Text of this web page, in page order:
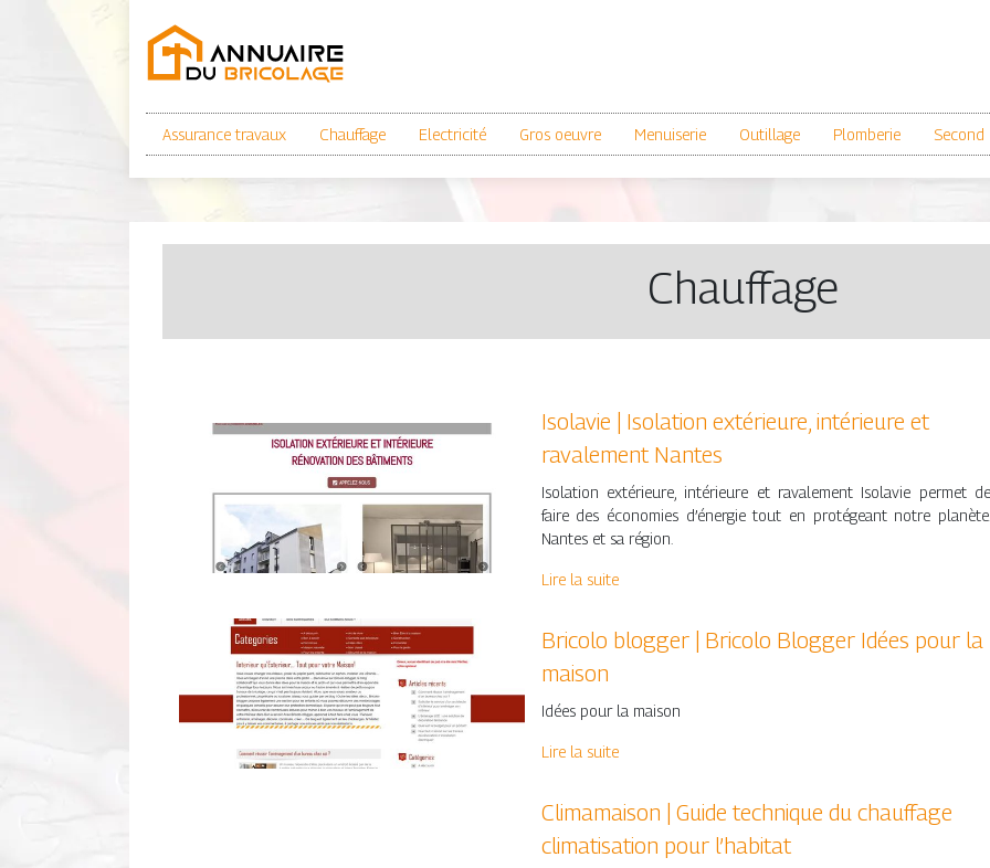
Assurance travaux Chauffage Electricité Gros oeuvre Menuiserie Outillage Plomberie Second
Chauffage
Isolavie | Isolation extérieure, intérieure et
ravalement Nantes
Isolation extérieure, intérieure et ravalement Isolavie permet de
faire des économies d’énergie tout en protégeant notre planète.
Nantes et sa région.
Lire la suite
Bricolo blogger | Bricolo Blogger Idées pour la
maison
Idées pour la maison
Lire la suite
Climamaison | Guide technique du chauffage
climatisa­tion pour l’habitat